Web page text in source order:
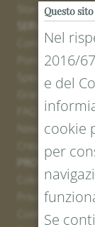
Stores
SERVICE
Contatto
Portale resi
Spedizione
Grandezze e
Newsletter
PROTEZIONE
Colofone
Privacy Policy
Cookies
Questo
Nel
2016/
e del
cookie
per
Se